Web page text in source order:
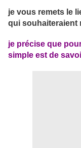
je vous remets le
qui souhaiteraient
je précise que
simple est de